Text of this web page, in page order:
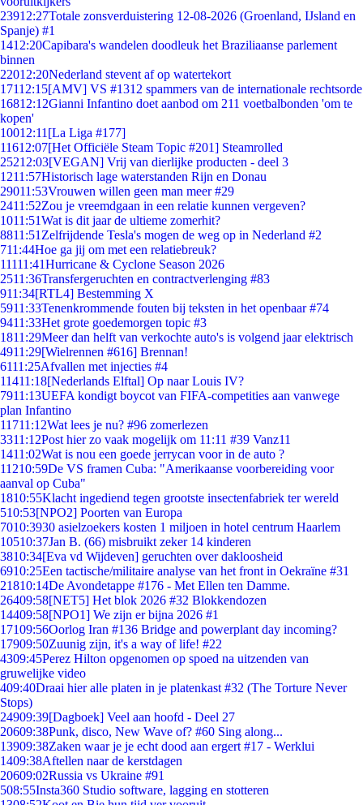
23912:27Totale zonsverduistering 12-08-2026 (Groenland, IJsland en
Spanje) #1
1412:20Capibara's wandelen doodleuk het Braziliaanse parlement
binnen
22012:20Nederland stevent af op watertekort
17112:15[AMV] VS #1312 spammers van de internationale rechtsorde
16812:12Gianni Infantino doet aanbod om 211 voetbalbonden 'om te
kopen'
10012:11 [La Liga #177]
11612:07[Het Officiële Steam Topic #201] Steamrolled
25212:03[VEGAN] Vrij van dierlijke producten - deel 3
1211:57Historisch lage waterstanden Rijn en Donau
29011:53Vrouwen willen geen man meer #29
2411:52Zou je vreemdgaan in een relatie kunnen vergeven?
1011:51Wat is dit jaar de ultieme zomerhit?
8811:51 Zelfrijdende Tesla's mogen de weg op in Nederland #2
711:44Hoe ga jij om met een relatiebreuk?
11111:41Hurricane & Cyclone Season 2026
2511:36Transfergeruchten en contractverlenging #83
911:34[RTL4] Bestemming X
5911:33Tenenkrommende fouten bij teksten in het openbaar #74
9411:33Het grote goedemorgen topic #3
1811:29Meer dan helft van verkochte auto's is volgend jaar elektrisch
4911:29[Wielrennen #616] Brennan!
6111:25Afvallen met injecties #4
11411:18[Nederlands Elftal] Op naar Louis IV?
7911:13UEFA kondigt boycot van FIFA-competities aan vanwege
plan Infantino
11711:12Wat lees je nu? #96 zomerlezen
3311:12Post hier zo vaak mogelijk om 11:11 #39 Vanz11
1411:02Wat is nou een goede jerrycan voor in de auto ?
11210:59De VS framen Cuba: "Amerikaanse voorbereiding voor
aanval op Cuba"
1810:55Klacht ingediend tegen grootste insectenfabriek ter wereld
510:53[NPO2] Poorten van Europa
7010:3930 asielzoekers kosten 1 miljoen in hotel centrum Haarlem
10510:37Jan B. (66) misbruikt zeker 14 kinderen
3810:34[Eva vd Wijdeven] geruchten over dakloosheid
6910:25Een tactische/militaire analyse van het front in Oekraïne #31
21810:14De Avondetappe #176 - Met Ellen ten Damme.
26409:58[NET5] Het blok 2026 #32 Blokkendozen
14409:58[NPO1] We zijn er bijna 2026 #1
17109:56Oorlog Iran #136 Bridge and powerplant day incoming?
17909:50Zuunig zijn, it's a way of life! #22
4309:45Perez Hilton opgenomen op spoed na uitzenden van
gruwelijke video
409:40Draai hier alle platen in je platenkast #32 (The Torture Never
Stops)
24909:39[Dagboek] Veel aan hoofd - Deel 27
20609:38Punk, disco, New Wave of? #60 Sing along...
13909:38Zaken waar je je echt dood aan ergert #17 - Werklui
1409:38Aftellen naar de kerstdagen
20609:02Russia vs Ukraine #91
508:55Insta360 Studio software, lagging en stotteren